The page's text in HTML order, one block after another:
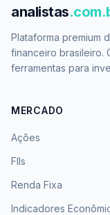
analistas
Plataforma premium
financeiro brasileiro.
ferramentas para
MERCADO
Ações
FIIs
Renda Fixa
Indicadores